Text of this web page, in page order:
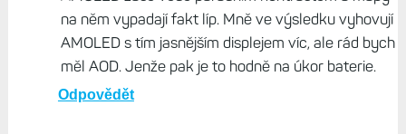
konzerva. Někomu se AMOLED zalíbí po deseti
sekundách a někdo ho 14 dnech vrátí, protože mu
nesedne. Já střídám MIP a AMOLED pravidelně a
každý displej, každá kombinace sklo/displej má
něco do sebe. Třeba možnost se podívat na